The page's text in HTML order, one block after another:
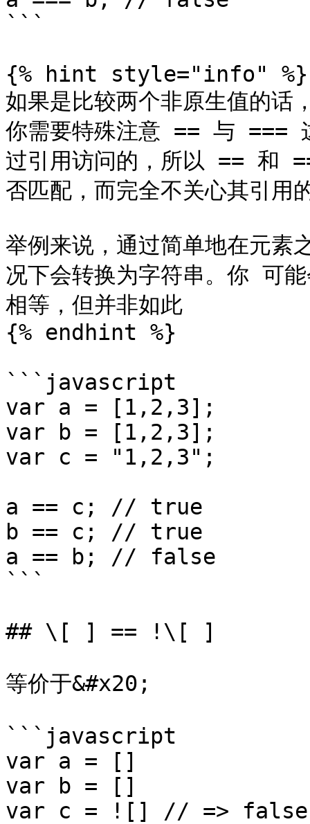
```
{% hint style="info" %}
如果是比较两个非原生值的话
你需要特殊注意 == 与 ===
过引用访问的，所以 == 和
否匹配，而完全不关心其引用
举例来说，通过简单地在元
况下会转换为字符串。你 可
相等，但并非如此
{% endhint %}
```javascript
var a = [1,2,3];
var b = [1,2,3];
var c = "1,2,3";
a == c; // true
b == c; // true
a == b; // false
```
## \[ ] == !\[ ]
等价于&#x20;
```javascript
var a = []
var b = []
var c = ![] // => false